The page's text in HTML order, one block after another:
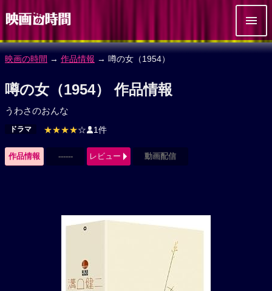
映画の時間 → 作品情報 → 噂の女（1954）
噂の女（1954） 作品情報
うわさのおんな
ドラマ ★★★★☆ 1件
作品情報 ------ レビュー 動画配信